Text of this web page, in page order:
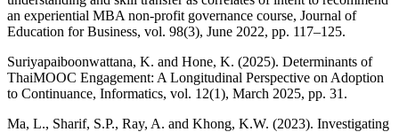
an experiential MBA non-profit governance course, Journal of
Education for Business, vol. 98(3), June 2022, pp. 117–125.
Suriyapaiboonwattana, K. and Hone, K. (2025). Determinants of
ThaiMOOC Engagement: A Longitudinal Perspective on Adoption
to Continuance, Informatics, vol. 12(1), March 2025, pp. 31.
Ma, L., Sharif, S.P., Ray, A. and Khong, K.W. (2023). Investigating